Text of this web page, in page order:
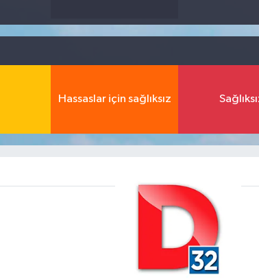
Hassaslar için sağlıksız